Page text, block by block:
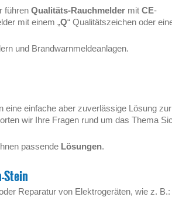
führen Qualitäts-Rauchmelder mit CE-
mit einem „Q“ Qualitätszeichen oder
und Brandwarnmeldeanlagen.
eine einfache aber zuverlässige Lösung zur
wir Ihre Fragen rund um das Thema
passende Lösungen.
Stein
Reparatur von Elektrogeräten, wie z. B.: